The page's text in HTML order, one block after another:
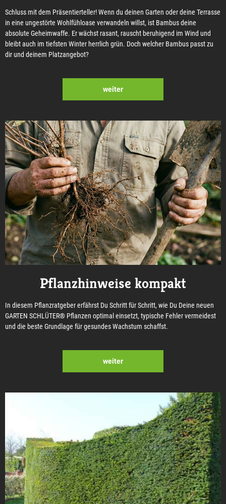
Schluss mit dem Präsentierteller! Wenn du deinen Garten oder deine Terrasse
in eine ungestörte Wohlfühloase verwandeln willst, ist Bambus deine
absolute Geheimwaffe. Er wächst rasant, rauscht beruhigend im Wind und
bleibt auch im tiefsten Winter herrlich grün. Doch welcher Bambus passt zu
dir und deinem Platzangebot?
weiter
Pflanzhinweise kompakt
In diesem Pflanzratgeber erfährst Du Schritt für Schritt, wie Du Deine neuen
GARTEN SCHLÜTER® Pflanzen optimal einsetzt, typische Fehler vermeidest
und die beste Grundlage für gesundes Wachstum schaffst.
weiter